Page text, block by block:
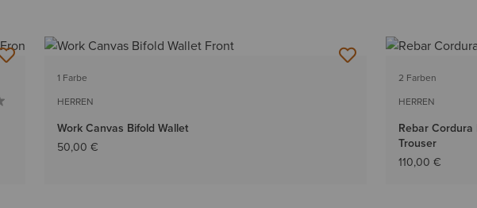
1 Farbe
HERREN
Work Canvas Bifold Wallet
50,00 €
2 Farben
HERREN
Rebar Cordura
Trouser
110,00 €